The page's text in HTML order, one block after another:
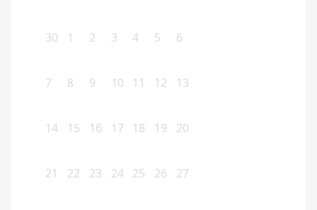
30 1 2 3 4 5 6
7 8 9 10 11 12 13
14 15 16 17 18 19 20
21 22 23 24 25 26 27